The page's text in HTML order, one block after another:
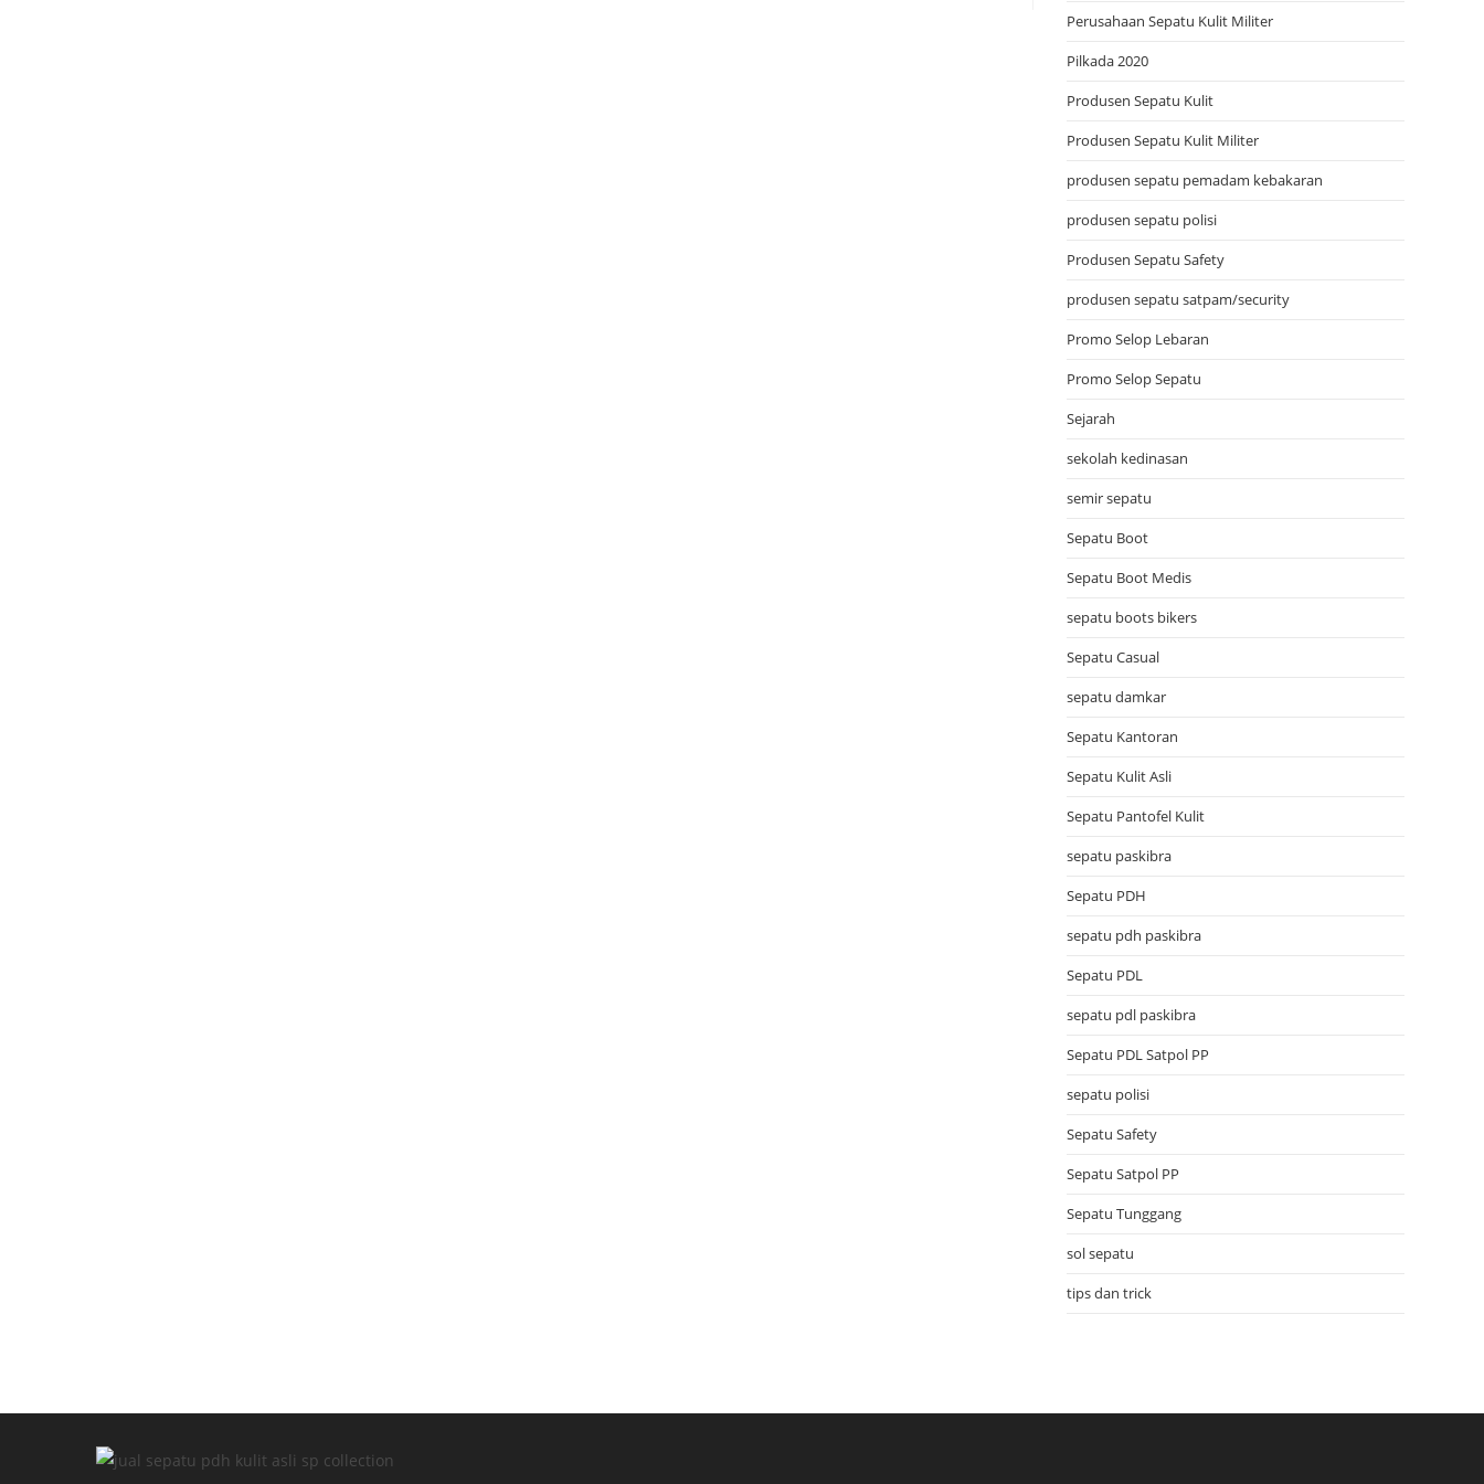
Perusahaan Sepatu Kulit Militer
Pilkada 2020
Produsen Sepatu Kulit
Produsen Sepatu Kulit Militer
produsen sepatu pemadam kebakaran
produsen sepatu polisi
Produsen Sepatu Safety
produsen sepatu satpam/security
Promo Selop Lebaran
Promo Selop Sepatu
Sejarah
sekolah kedinasan
semir sepatu
Sepatu Boot
Sepatu Boot Medis
sepatu boots bikers
Sepatu Casual
sepatu damkar
Sepatu Kantoran
Sepatu Kulit Asli
Sepatu Pantofel Kulit
sepatu paskibra
Sepatu PDH
sepatu pdh paskibra
Sepatu PDL
sepatu pdl paskibra
Sepatu PDL Satpol PP
sepatu polisi
Sepatu Safety
Sepatu Satpol PP
Sepatu Tunggang
sol sepatu
tips dan trick